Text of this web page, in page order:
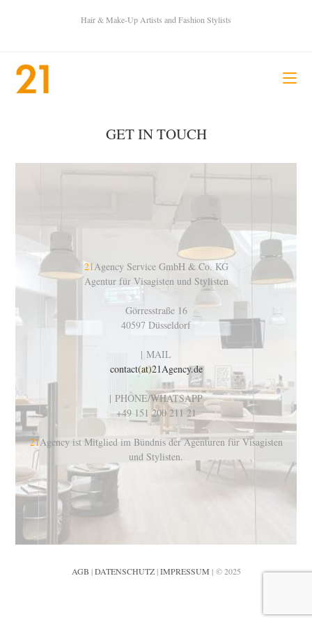
Hair & Make-Up Artists and Fashion Stylists
GET IN TOUCH
21Agency Service GmbH & Co. KG
Agentur für Visagisten und Stylisten
Görresstraße 16
40597 Düsseldorf
| MAIL
contact(at)21Agency.de
| PHONE/WHATSAPP
+49 151 200 211 21
21Agency ist Mitglied im Bündnis der Agenturen für Visagisten
und Stylisten.
AGB |DATENSCHUTZ|IMPRESSUM | © 2025